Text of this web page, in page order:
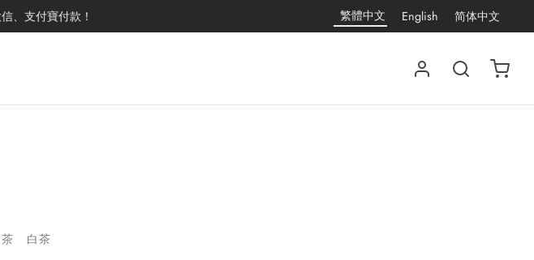
、支付寶付款！ 繁體中文 English 简体中文
白茶